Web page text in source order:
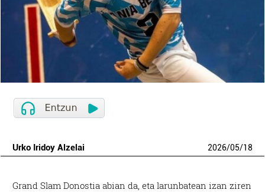
Urko Iridoy Alzelai 2026/05/18
Grand Slam Donostia abian da, eta larunbatean izan ziren